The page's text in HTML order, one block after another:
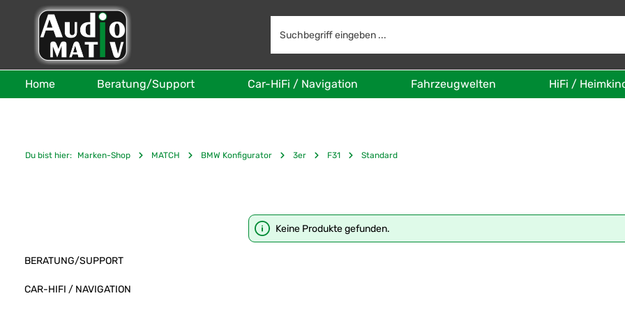
Hauptinhalt springen
Zur Suche springen
Zur Hauptnavigation springen
Home Beratung/Support Car-HiFi / Navigation Fahrzeugwelten HiFi /
Du bist hier: Marken-Shop MATCH BMW Konfigurator 3er F31 Standard
BERATUNG/SUPPORT
CAR-HIFI / NAVIGATION
Keine Produkte gefunden.